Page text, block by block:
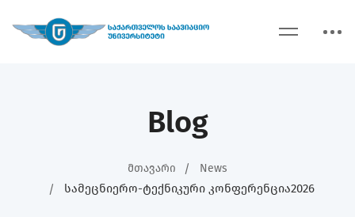
Blog
Მთავარი News
Სამეცნიერო-Ტექნიკური Კონფერენცია2026